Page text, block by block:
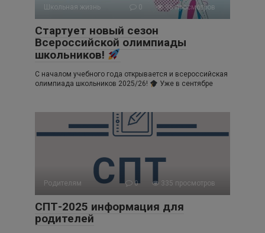
Школьная жизнь 0 96 просмотров
Стартует новый сезон
Всероссийской олимпиады
школьников!
С началом учебного года открывается и всероссийская
олимпиада школьников 2025/26!
Уже в сентябре
Родителям 0 335 просмотров
СПТ-2025 информация для
родителей